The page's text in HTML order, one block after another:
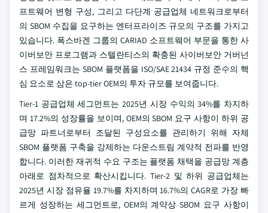
프트웨어 변형 구성, 그리고 다단계 공급업체 네트워크로부터
의 SBOM 수집을 요구하는 엔터프라이즈 규모의 구조를 가지고
있습니다. 폭스바겐 그룹의 CARIAD 소프트웨어 부문을 통한 사
이버보안 프로그램과 스텔란티스의 확충된 사이버보안 거버넌
스 프레임워크는 SBOM 플랫폼을 ISO/SAE 21434 규정 준수의 핵
심 요소로 삼은 top-tier OEM의 투자 규모를 보여줍니다.
Tier-1 공급업체 세그먼트는 2025년 시장 수익의 34%를 차지하
며 17.2%의 성장률을 보이며, OEM의 SBOM 요구 사항이 하위 공
급망 파트너로부터 조달된 구성요소를 관리하기 위해 자체
SBOM 플랫폼 구축을 강제하는 다운스트림 계약적 전파를 반영
합니다. 이러한 재귀적 수요 구조는 플랫폼 채택을 공급망 계층
아래로 점차적으로 확산시킵니다. Tier-2 및 하위 공급업체는
2025년 시장 점유율 19.7%를 차지하며 16.7%의 CAGR로 가장 빠
르게 성장하는 세그먼트로, OEM의 계약상 SBOM 요구 사항이